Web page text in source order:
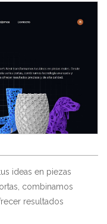
ideas en piezas
combinamos
resultados